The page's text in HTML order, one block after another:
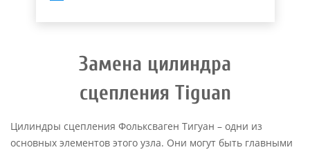
Замена цилиндра
сцепления Tiguan
Цилиндры сцепления Фольксваген Тигуан – одни из
основных элементов этого узла. Они могут быть главными